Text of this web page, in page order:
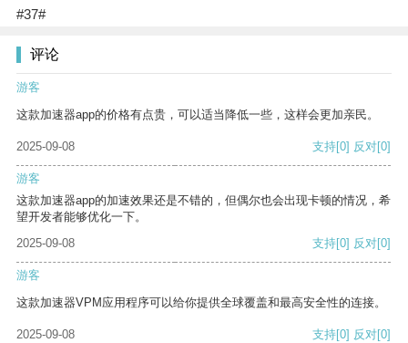
#37#
评论
游客
这款加速器app的价格有点贵，可以适当降低一些，这样会更加亲民。
2025-09-08 支持[0] 反对[0]
游客
这款加速器app的加速效果还是不错的，但偶尔也会出现卡顿的情况，希
望开发者能够优化一下。
2025-09-08
支持[0] 反对[0]
游客
这款加速器VPM应用程序可以给你提供全球覆盖和最高安全性的连接。
2025-09-08 支持[0] 反对[0]